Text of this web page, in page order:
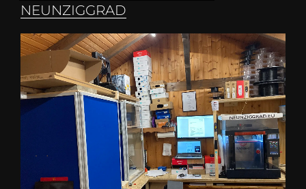
NEUNZIGGRAD